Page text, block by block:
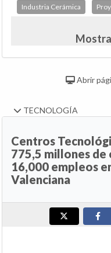
Industria Cerámica
Abrir
TECNOLOGÍA
Centros
775,5 millones de
16,000 empleos
Valenciana